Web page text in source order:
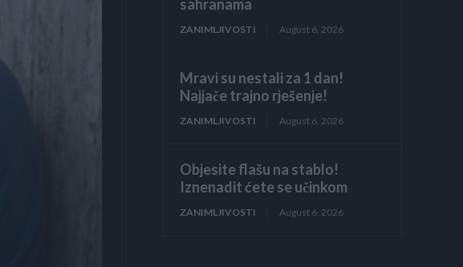
sahranama
ZANIMLJIVOSTI August 6, 2026
Mravi su nestali za 1 dan!
Najjače trajno rješenje!
ZANIMLJIVOSTI August 6, 2026
Objesite flašu na stablo!
Iznenadit ćete se učinkom
ZANIMLJIVOSTI August 6, 2026